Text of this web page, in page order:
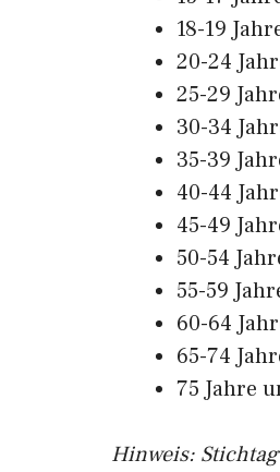
18-19
20-24
25-29
30-34
35-39
40-44
45-49
50-54
55-59
60-64
65-74
75 Jahre
Hinweis: